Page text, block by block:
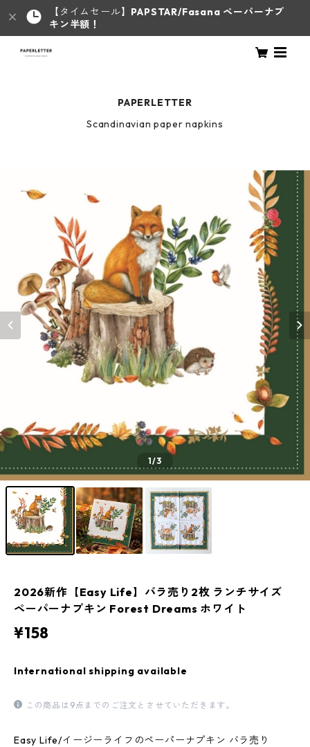
【タイムセール】 PAPSTAR/Fasana ペーパーナプ
キン半額！
PAPERLETTER
Scandinavian paper napkins
1/3
2026新作【Easy Life】バラ売り2枚 ランチサイズ
ペーパーナプキン Forest Dreams ホワイト
¥158
International shipping available
この商品は9点までのご注文とさせていただきます。
Easy Life/イージーライフのペーパーナプキン バラ売り